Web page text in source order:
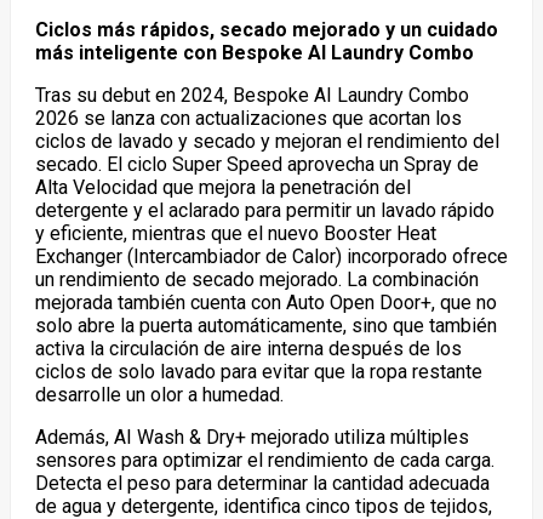
Ciclos más rápidos, secado mejorado y un cuidado
más inteligente con Bespoke AI Laundry Combo
Tras su debut en 2024, Bespoke AI Laundry Combo
2026 se lanza con actualizaciones que acortan los
ciclos de lavado y secado y mejoran el rendimiento del
secado. El ciclo Super Speed aprovecha un Spray de
Alta Velocidad que mejora la penetración del
detergente y el aclarado para permitir un lavado rápido
y eficiente, mientras que el nuevo Booster Heat
Exchanger (Intercambiador de Calor) incorporado ofrece
un rendimiento de secado mejorado. La combinación
mejorada también cuenta con Auto Open Door+, que no
solo abre la puerta automáticamente, sino que también
activa la circulación de aire interna después de los
ciclos de solo lavado para evitar que la ropa restante
desarrolle un olor a humedad.
Además, AI Wash & Dry+ mejorado utiliza múltiples
sensores para optimizar el rendimiento de cada carga.
Detecta el peso para determinar la cantidad adecuada
de agua y detergente, identifica cinco tipos de tejidos,